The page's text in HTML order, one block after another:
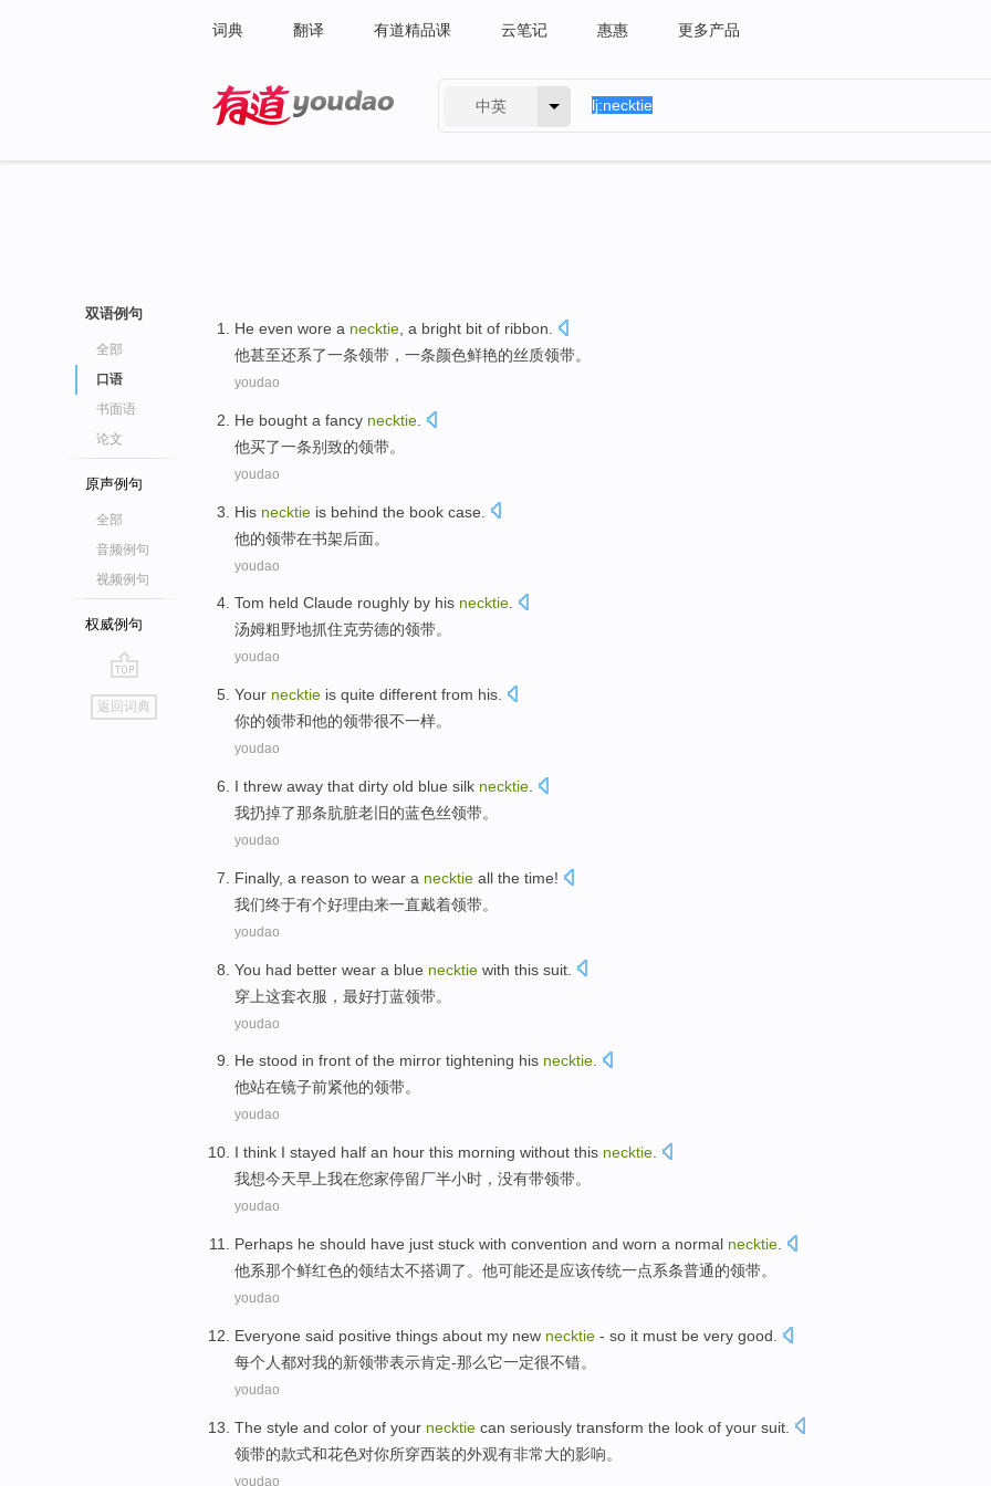
词典 翻译 有道精品课 云笔记 惠惠 更多产品
中英
双语例句
全部
口语
书面语
论文
原声例句
全部
音频例句
视频例句
权威例句
go
top
返回词典
He even wore a necktie , a bright bit of ribbon.
他甚至还系了一条领带 ，一条颜色鲜艳的丝质领带。
youdao
He bought a fancy necktie
他买了一条别致的领带。
youdao
His necktie is behind the book case.
他的领带在书架后面。
youdao
Tom held Claude roughly by his necktie.
汤姆粗野地抓住克劳德的领带。
youdao
Your necktie is quite different from his
你的领带和他的领带很不一样。
youdao
I threw away that dirty old blue silk necktie
我扔掉了那条肮脏老旧的蓝色丝领带。
youdao
Finally, a reason to wear a necktie all the time!
我们终于有个好理由来一直戴着领带。
youdao
You had better wear a blue necktie with this suit
穿上这套衣服， 最好打蓝领带。
youdao
He stood in front of the mirror tightening his necktie.
他站在镜子前紧他的领带。
youdao
I think I stayed half an hour this morning without this necktie
我想今天早上我在您家停留厂半小时 ， 没有带领带。
youdao
Perhaps he should have just stuck with convention and worn a normal necktie
他系那个鲜红色的领结太不搭调了。他可能还是应该传统一点系条普通的领带。
youdao
Everyone said positive things about my new necktie - so it must be very good
每个人都对我的新领带表示肯定-那么它一定很不错。
youdao
The style and color of your necktie can seriously transform the look of your suit
领带的款式和花色对你所穿西装的外观有非常大的影响。
youdao